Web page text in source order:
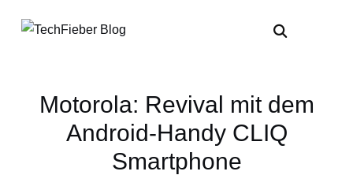
Motorola: Revival mit dem
Android-Handy CLIQ
Smartphone